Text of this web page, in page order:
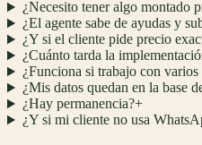
¿Necesito tener algo montado
¿El agente sabe de ayudas y
¿Y si el cliente pide precio
¿Cuánto tarda la
¿Funciona si trabajo con varios
¿Mis datos quedan en la base
¿Hay permanencia?+
¿Y si mi cliente no usa